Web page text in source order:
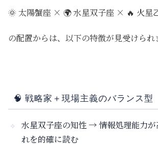
🌞 太陽蟹座 × 🌍水星双子座 × 🔥 火星
の配置からは、以下の特徴が見受けられ
🧠 戦略家＋現場主義のバランス型
水星双子座の知性→ 情報処理能力が
れを的確に読む